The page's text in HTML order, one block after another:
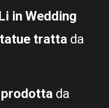
in Wedding
tratta da
prodotta da